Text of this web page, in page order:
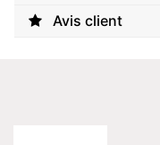
Avis client